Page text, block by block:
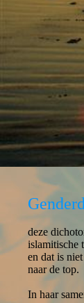
deze
islamitische
en dat is
naar de top.
In haar